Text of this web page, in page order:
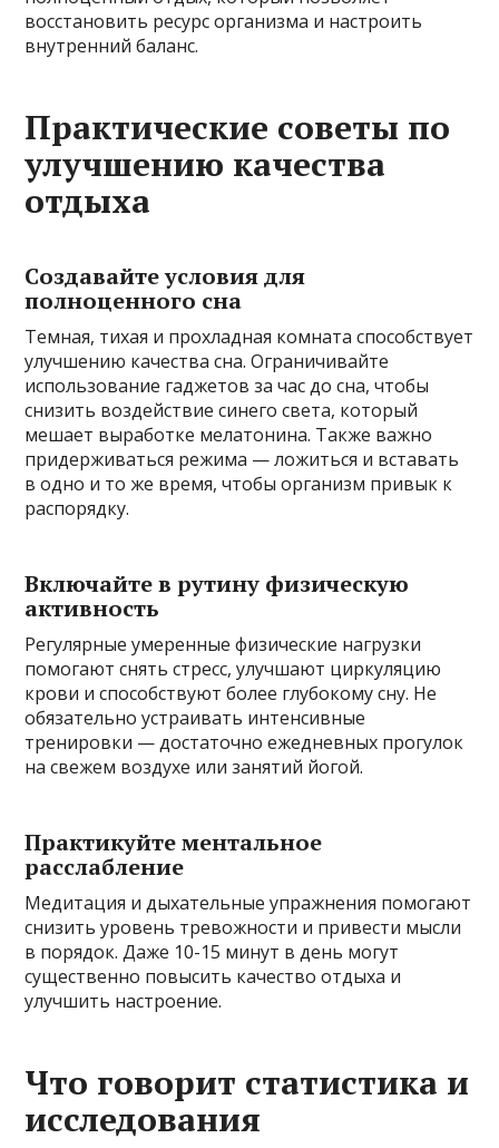
восстановить ресурс организма и настроить
внутренний баланс.
Практические советы по
улучшению качества
отдыха
Создавайте условия для
полноценного сна
Темная, тихая и прохладная комната способствует
улучшению качества сна. Ограничивайте
использование гаджетов за час до сна, чтобы
снизить воздействие синего света, который
мешает выработке мелатонина. Также важно
придерживаться режима — ложиться и вставать
в одно и то же время, чтобы организм привык к
распорядку.
Включайте в рутину физическую
активность
Регулярные умеренные физические нагрузки
помогают снять стресс, улучшают циркуляцию
крови и способствуют более глубокому сну. Не
обязательно устраивать интенсивные
тренировки — достаточно ежедневных прогулок
на свежем воздухе или занятий йогой.
Практикуйте ментальное
расслабление
Медитация и дыхательные упражнения помогают
снизить уровень тревожности и привести мысли
в порядок. Даже 10-15 минут в день могут
существенно повысить качество отдыха и
улучшить настроение.
Что говорит статистика и
исследования